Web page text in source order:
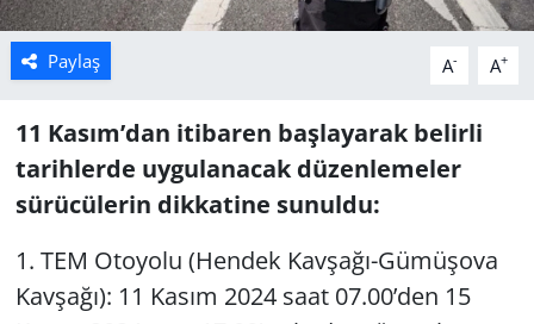
Paylaş A- A+
11 Kasım’dan itibaren başlayarak belirli
tarihlerde uygulanacak düzenlemeler
sürücülerin dikkatine sunuldu:
1. TEM Otoyolu (Hendek Kavşağı-Gümüşova
Kavşağı): 11 Kasım 2024 saat 07.00’den 15